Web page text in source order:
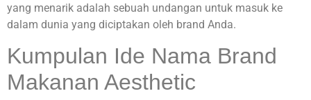
yang menarik adalah sebuah undangan untuk masuk ke
dalam dunia yang diciptakan oleh brand Anda.
Kumpulan Ide Nama Brand
Makanan Aesthetic